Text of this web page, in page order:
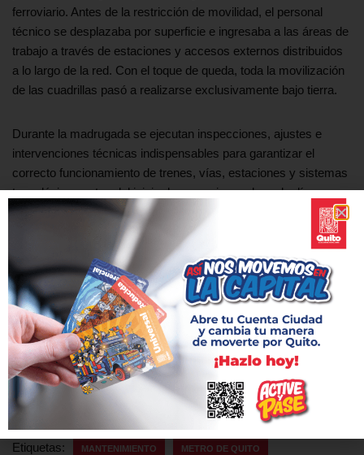
ferroviario. Antes de la restricción de movilidad, el personal
técnico se desplazaba por superficie e ingresaba a las áreas de
trabajo a través de estaciones y accesos externos distribuidos
a lo largo de la red. Con el toque de queda, toda la movilización
de las cuadrillas pasó a realizarse exclusivamente bajo tierra.
Durante la madrugada se ejecutan inspecciones, ajustes e
intervenciones técnicas indispensables para garantizar el
correcto funcionamiento de trenes, vías, estaciones y sistemas
tecnológicos antes del inicio de operaciones de cada día.
Este reajuste al proceso de mantenimiento se mantendrá hasta
el 18 de mayo, cuando finalice el toque de queda. Estos
cambios permiten mantener el trabajo permanente en el metro.
El tiempo de traslado entre El Labrador y Quitumbe en el Metro
de Quito es de aproximadamente 34 minutos, en un sistema
que ya supera los 144,5 millones de viajes y avanza hacia su
extensión al norte de la ciudad.
Etiquetas: MANTENIMIENTO METRO DE QUITO